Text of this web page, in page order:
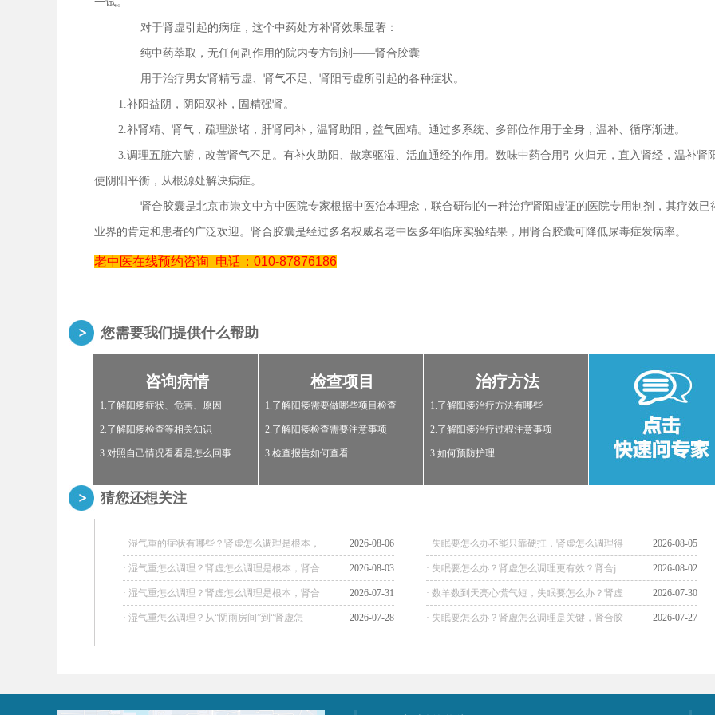
对于肾虚引起的病症，这个中药处方补肾效果显著：
纯中药萃取，无任何副作用的院内专方制剂——肾合胶囊
用于治疗男女肾精亏虚、肾气不足、肾阳亏虚所引起的各种症状。
1.补阳益阴，阴阳双补，固精强肾。
2.补肾精、肾气，疏理淤堵，肝肾同补，温肾助阳，益气固精。通过多系统、多部位作用于全身，温补、循序渐进。
3.调理五脏六腑，改善肾气不足。有补火助阳、散寒驱湿、活血通经的作用。数味中药合用引火归元，直入肾经，温补肾
使阴阳平衡，从根源处解决病症。
肾合胶囊是北京市崇文中方中医院专家根据中医治本理念，联合研制的一种治疗肾阳虚证的医院专用制剂，其疗效已
业界的肯定和患者的广泛欢迎。肾合胶囊是经过多名权威名老中医多年临床实验结果，用肾合胶囊可降低尿毒症发病率。
老中医在线预约咨询 电话：010-87876186
您需要我们提供什么帮助
咨询病情
1.了解阳痿症状、危害、原因
2.了解阳痿检查等相关知识
3.对照自己情况看看是怎么回事
检查项目
1.了解阳痿需要做哪些项目检查
2.了解阳痿检查需要注意事项
3.检查报告如何查看
治疗方法
1.了解阳痿治疗方法有哪些
2.了解阳痿治疗过程注意事项
3.如何预防护理
猜您还想关注
· 湿气重的症状有哪些？肾虚怎么调理是根本， 2026-08-06 · 失眠要怎么办不能只靠硬扛，肾虚怎么调理得 2026-08-05
· 湿气重怎么调理？肾虚怎么调理是根本，肾合 2026-08-03 · 失眠要怎么办？肾虚怎么调理更有效？肾合j 2026-08-02
· 湿气重怎么调理？肾虚怎么调理是根本，肾合 2026-07-31 · 数羊数到天亮心慌气短，失眠要怎么办？肾虚 2026-07-30
· 湿气重怎么调理？从“阴雨房间”到“肾虚怎 2026-07-28 · 失眠要怎么办？肾虚怎么调理是关键，肾合胶 2026-07-27